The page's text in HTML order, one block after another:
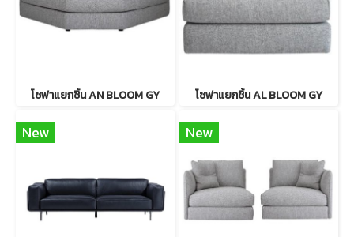
โซฟาแยกชิ้น AN BLOOM GY โซฟาแยกชิ้น AL BLOOM GY
New New